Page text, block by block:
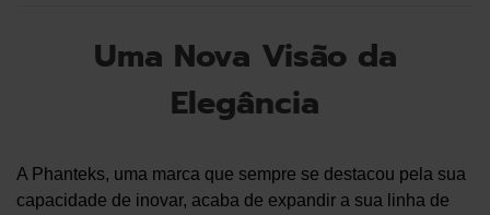
Uma Nova Visão da
Elegância
A Phanteks, uma marca que sempre se destacou pela sua
capacidade de inovar, acaba de expandir a sua linha de